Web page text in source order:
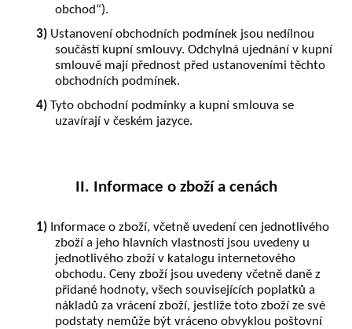
obchod“).
3) Ustanovení obchodních podmínek jsou nedílnou
součástí kupní smlouvy. Odchylná ujednání v kupní
smlouvě mají přednost před ustanoveními těchto
obchodních podmínek.
4) Tyto obchodní podmínky a kupní smlouva se
uzavírají v českém jazyce.
II. Informace o zboží a cenách
1) Informace o zboží, včetně uvedení cen jednotlivého
zboží a jeho hlavních vlastností jsou uvedeny u
jednotlivého zboží v katalogu internetového
obchodu. Ceny zboží jsou uvedeny včetně daně z
přidané hodnoty, všech souvisejících poplatků a
nákladů za vrácení zboží, jestliže toto zboží ze své
podstaty nemůže být vráceno obvyklou poštovní